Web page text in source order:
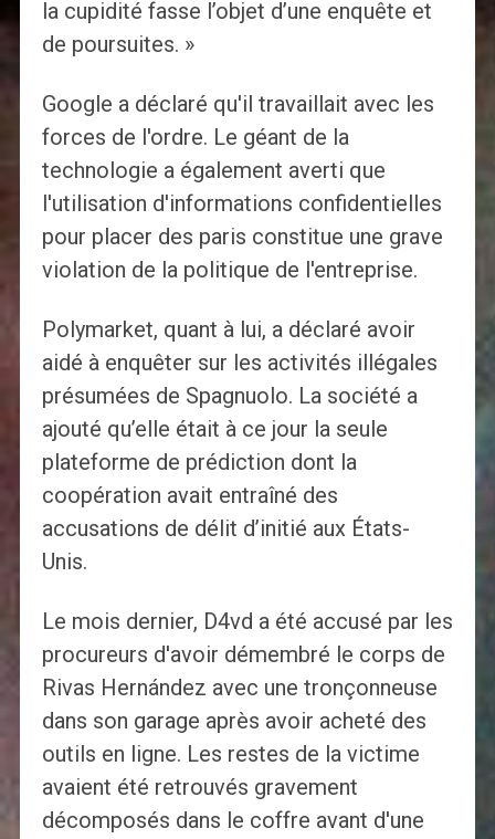
la cupidité fasse l’objet d’une enquête et
de poursuites. »
Google a déclaré qu'il travaillait avec les
forces de l'ordre. Le géant de la
technologie a également averti que
l'utilisation d'informations confidentielles
pour placer des paris constitue une grave
violation de la politique de l'entreprise.
Polymarket, quant à lui, a déclaré avoir
aidé à enquêter sur les activités illégales
présumées de Spagnuolo. La société a
ajouté qu’elle était à ce jour la seule
plateforme de prédiction dont la
coopération avait entraîné des
accusations de délit d’initié aux États-
Unis.
Le mois dernier, D4vd a été accusé par les
procureurs d'avoir démembré le corps de
Rivas Hernández avec une tronçonneuse
dans son garage après avoir acheté des
outils en ligne. Les restes de la victime
avaient été retrouvés gravement
décomposés dans le coffre avant d'une